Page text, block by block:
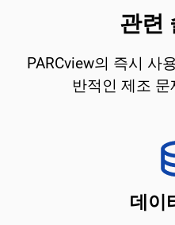
관련
PARCview의 즉시 사
반적인 제조
데이